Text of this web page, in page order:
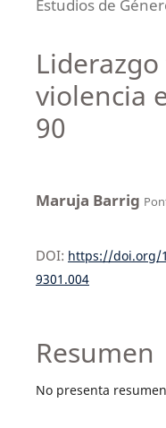
Estudios de
violencia
90
Maruja Barrig
DOI: https://doi.org/
9301.004
Resumen
No presenta resumen